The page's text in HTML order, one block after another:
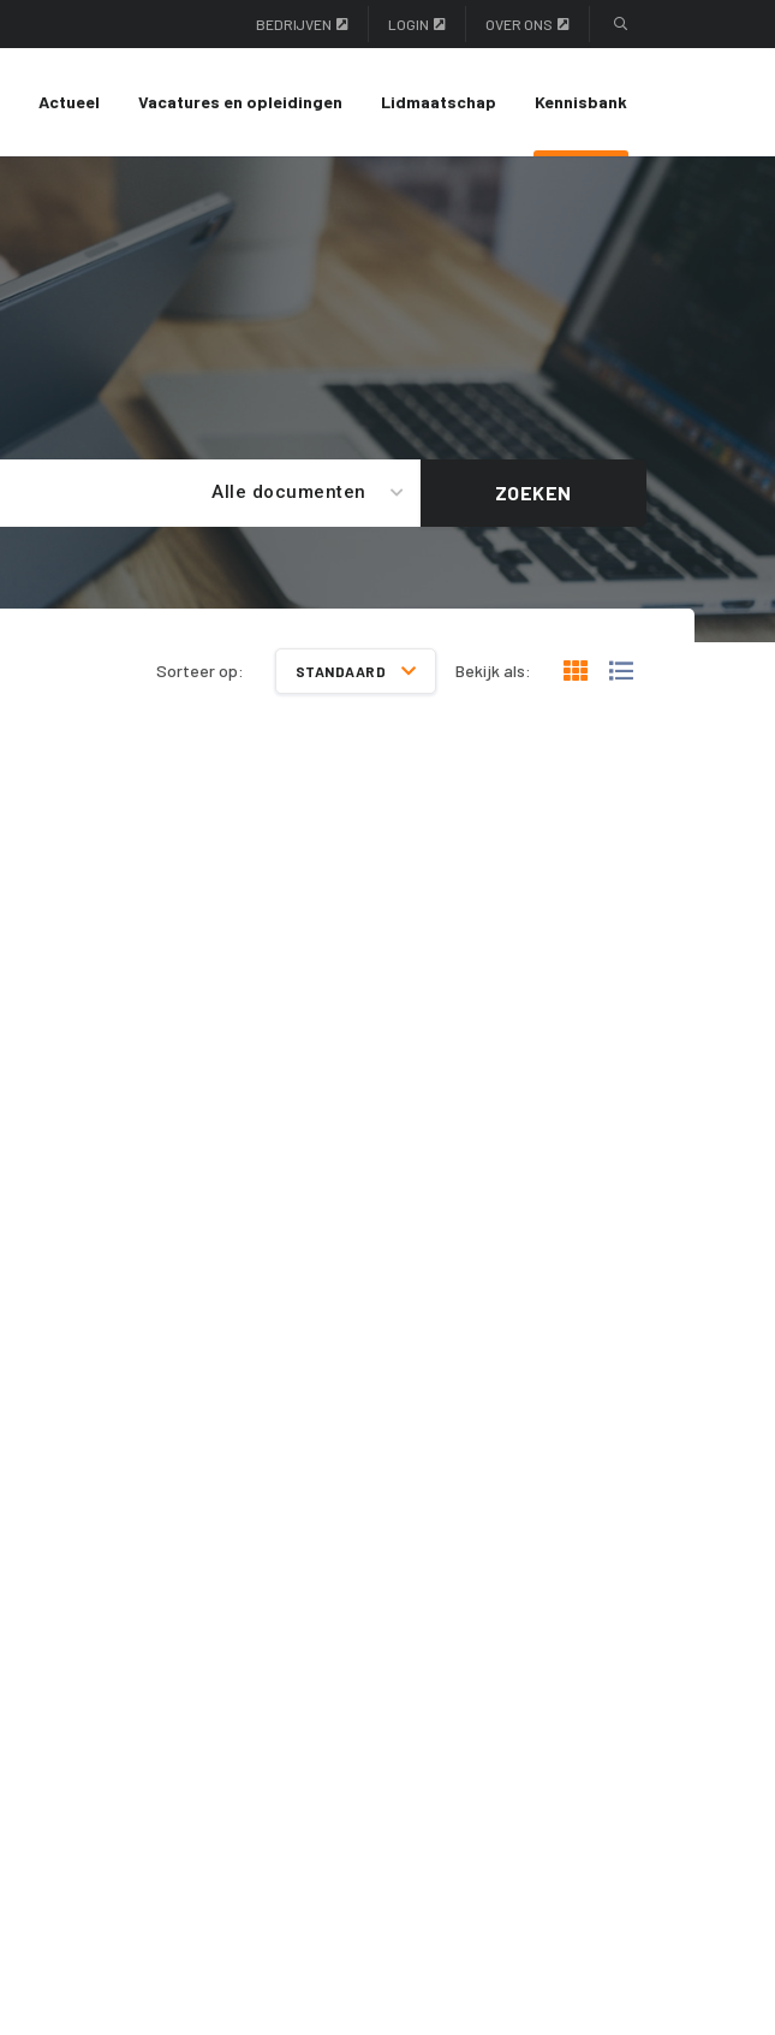
BEDRIJVEN LOGIN OVER ONS
Actueel Vacatures en opleidingen Lidmaatschap Kennisbank
Alle documenten ZOEKEN
Sorteer op: STANDAARD Bekijk als: